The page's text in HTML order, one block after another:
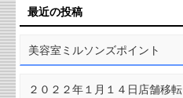
最近の投稿
美容室ミルソンズポイント
２０２２年１月１４日店舗移転